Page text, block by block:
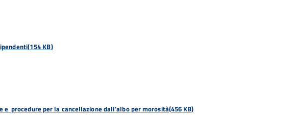
(154 KB)
e procedure per la cancellazione dall'albo per morosità(456 KB)